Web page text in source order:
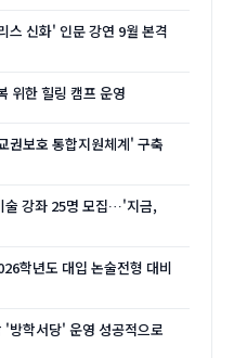
스 신화' 인문 강연 9월 본격
위한 힐링 캠프 운영
권보호 통합지원체계' 구축
술 강좌 25명 모집…'지금,
학년도 대입 논술전형 대비
'방학서당' 운영 성공적으로